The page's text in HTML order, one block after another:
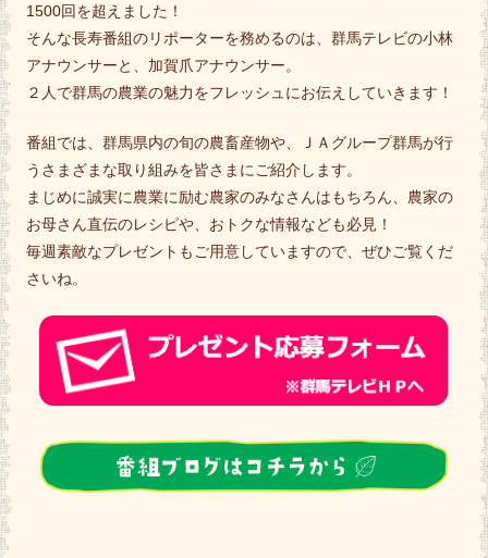
1500回を超えました！
そんな長寿番組のリポーターを務めるのは、群馬テレビの小林
アナウンサーと、加賀爪アナウンサー。
２人で群馬の農業の魅力をフレッシュにお伝えしていきます！
番組では、群馬県内の旬の農畜産物や、ＪＡグループ群馬が行
うさまざまな取り組みを皆さまにご紹介します。
まじめに誠実に農業に励む農家のみなさんはもちろん、農家の
お母さん直伝のレシピや、おトクな情報なども必見！
毎週素敵なプレゼントもご用意していますので、ぜひご覧くだ
さいね。